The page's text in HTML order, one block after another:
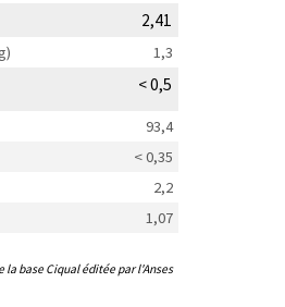
2,41
1,3
< 0,5
93,4
< 0,35
2,2
1,07
la base Ciqual éditée par l'Anses